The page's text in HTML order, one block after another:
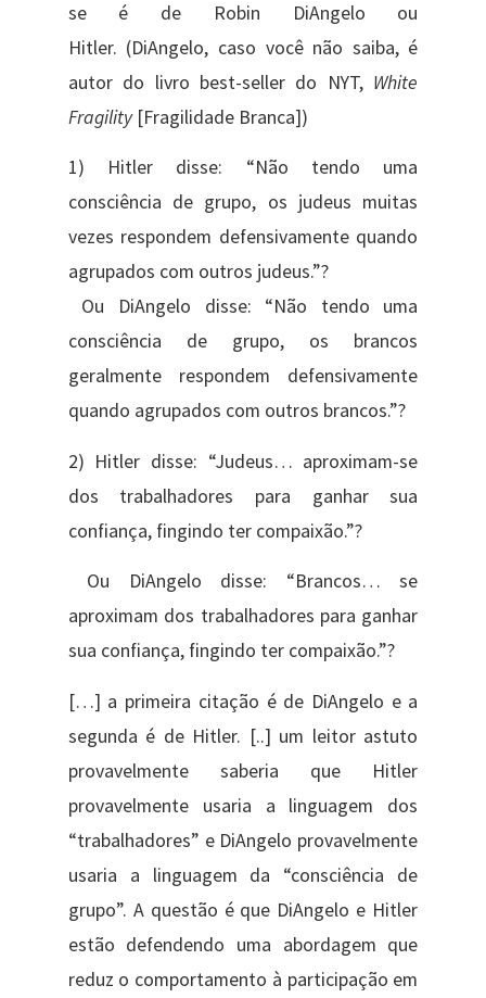
se é de Robin DiAngelo ou
Hitler. (DiAngelo, caso você não saiba, é
autor do livro best-seller do NYT, White
Fragility[Fragilidade Branca])
1) Hitler disse: “Não tendo uma
consciência de grupo, os judeus muitas
vezes respondem defensivamente quando
agrupados com outros judeus.”?
Ou DiAngelo disse: “Não tendo uma
consciência de grupo, os brancos
geralmente respondem defensivamente
quando agrupados com outros brancos.”?
2) Hitler disse: “Judeus… aproximam-se
dos trabalhadores para ganhar sua
confiança, fingindo ter compaixão.”?
Ou DiAngelo disse: “Brancos… se
aproximam dos trabalhadores para ganhar
sua confiança, fingindo ter compaixão.”?
[…] a primeira citação é de DiAngelo e a
segunda é de Hitler. [..] um leitor astuto
provavelmente saberia que Hitler
provavelmente usaria a linguagem dos
“trabalhadores” e DiAngelo provavelmente
usaria a linguagem da “consciência de
grupo”. A questão é que DiAngelo e Hitler
estão defendendo uma abordagem que
reduz o comportamento à participação em